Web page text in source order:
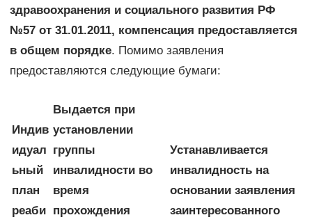
здравоохранения и социального развития РФ
№57 от 31.01.2011, компенсация предоставляется
в общем порядке. Помимо заявления
предоставляются следующие бумаги:
Индив
идуал
ьный
план
реаби
Выдается при
установлении
группы
инвалидности во
время
прохождения
Устанавливается
инвалидность на
основании заявления
заинтересованного